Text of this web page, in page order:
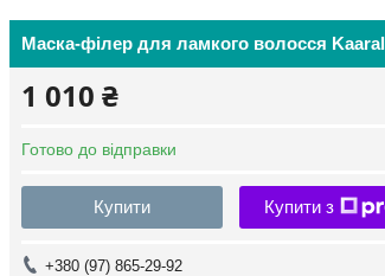
Маска-філер для ламкого волосся
1 010 ₴
Готово до відправки
Купити Купити з
+380 (97) 865-29-92